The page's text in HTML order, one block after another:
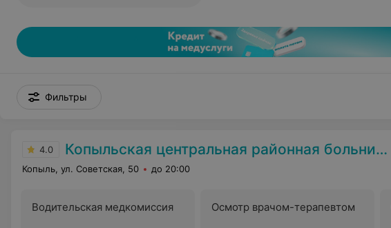
Фильтры
4.0 Копыльская центральная районная больница
Копыль, ул. Советская, 50 до 20:00
Водительская медкомиссия Осмотр врачом-терапевтом